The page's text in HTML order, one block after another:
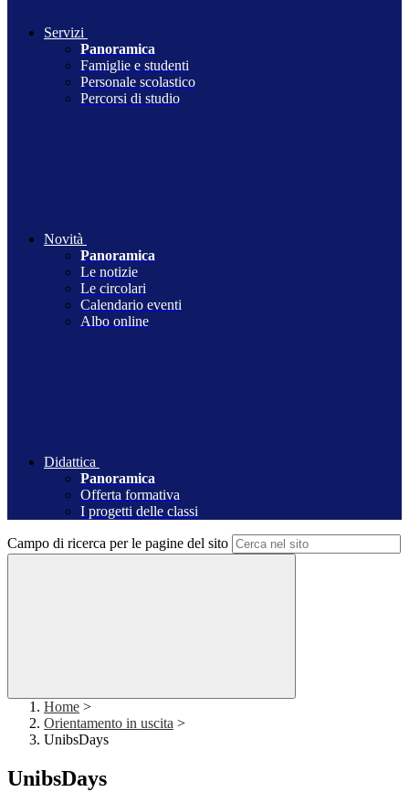
Servizi
Panoramica
Famiglie e studenti
Personale scolastico
Percorsi di studio
Novità
Panoramica
Le notizie
Le circolari
Calendario eventi
Albo online
Didattica
Panoramica
Offerta formativa
I progetti delle classi
Campo di ricerca per le pagine del sito
Home >
Orientamento in uscita >
UnibsDays
UnibsDays